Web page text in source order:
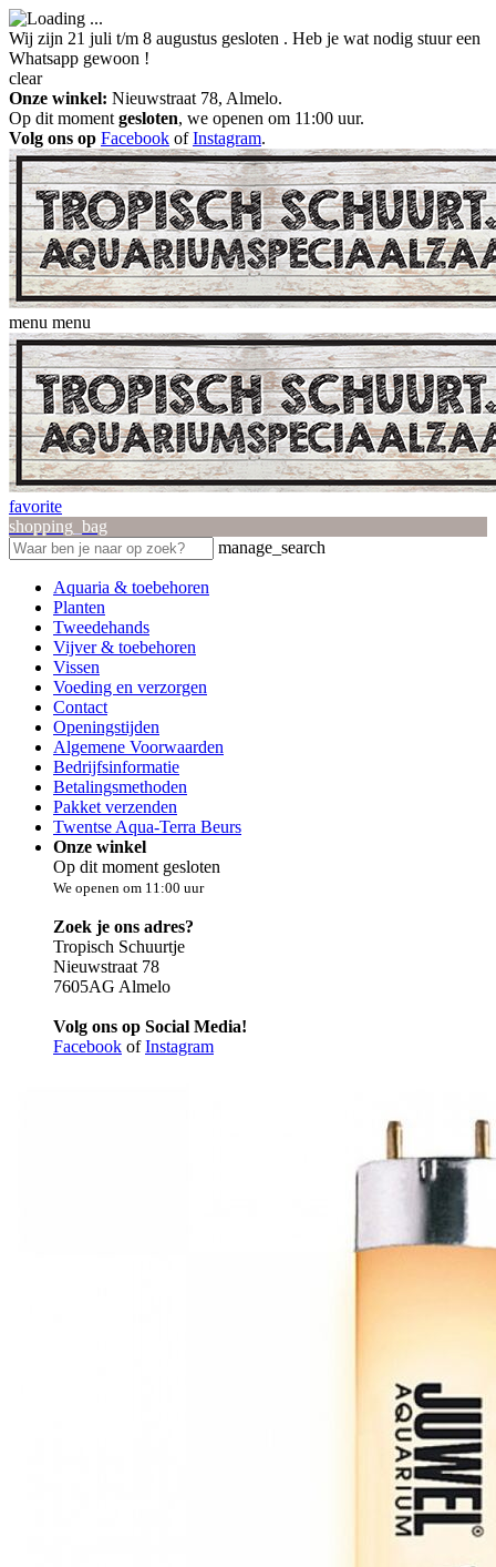
Wij zijn 21 juli t/m 8 augustus gesloten . Heb je wat nodig stuur een
Whatsapp gewoon !
clear
Onze winkel: Nieuwstraat 78, Almelo.
Op dit moment gesloten, we openen om 11:00 uur.
Volg ons op Facebook ofInstagram.
menu menu
favorite
shopping_bag
manage_search
Aquaria & toebehoren
Planten
Tweedehands
Vijver & toebehoren
Vissen
Voeding en verzorgen
Contact
Openingstijden
Algemene Voorwaarden
Bedrijfsinformatie
Betalingsmethoden
Pakket verzenden
Twentse Aqua-Terra Beurs
Onze winkel
Op dit moment gesloten
We openen om 11:00 uur
Zoek je ons adres?
Tropisch Schuurtje
Nieuwstraat 78
7605AG Almelo
Volg ons op Social Media!
Facebook ofInstagram